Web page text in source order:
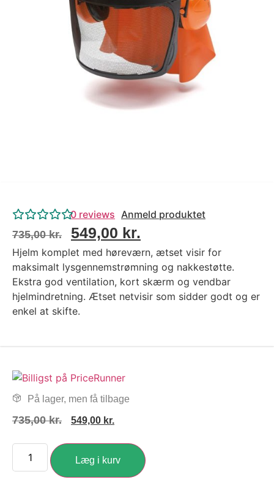
4.4 Google Reviews
4.7 Trustpilot
0 reviews Anmeld produktet
735,00kr. 549,00 kr.
Hjelm komplet med høreværn, ætset visir for
maksimalt lysgennemstrømning og nakkestøtte.
Ekstra god ventilation, kort skærm og vendbar
hjelmindretning. Ætset netvisir som sidder godt og er
enkel at skifte.
På lager, men få tilbage
735,00kr. 549,00 kr.
Læg i kurv